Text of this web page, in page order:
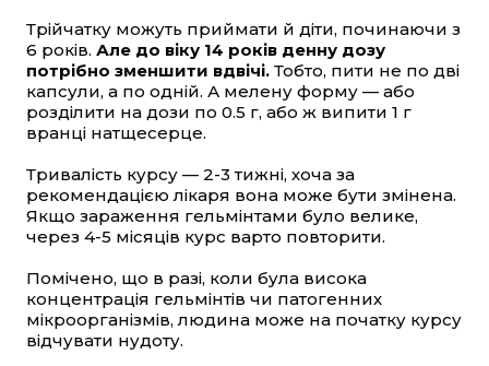
Трійчатку можуть приймати й діти, починаючи з
6 років. Але до віку 14 років денну дозу
потрібно зменшити вдвічі. Тобто, пити не по дві
капсули, а по одній. А мелену форму — або
розділити на дози по 0.5 г, або ж випити 1 г
вранці натщесерце.
Тривалість курсу — 2-3 тижні, хоча за
рекомендацією лікаря вона може бути змінена.
Якщо зараження гельмінтами було велике,
через 4-5 місяців курс варто повторити.
Помічено, що в разі, коли була висока
концентрація гельмінтів чи патогенних
мікроорганізмів, людина може на початку курсу
відчувати нудоту.